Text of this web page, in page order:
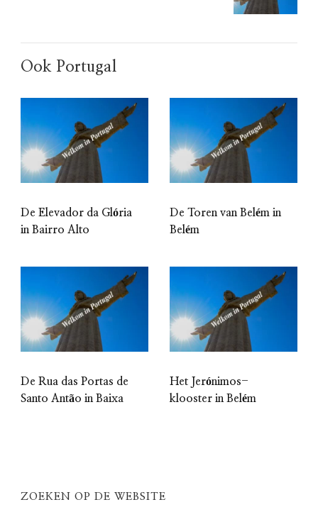
Ook Portugal
De Elevador da Glória
in Bairro Alto
De Toren van Belém in
Belém
De Rua das Portas de
Santo Antão in Baixa
Het Jerónimos-
klooster in Belém
ZOEKEN OP DE WEBSITE